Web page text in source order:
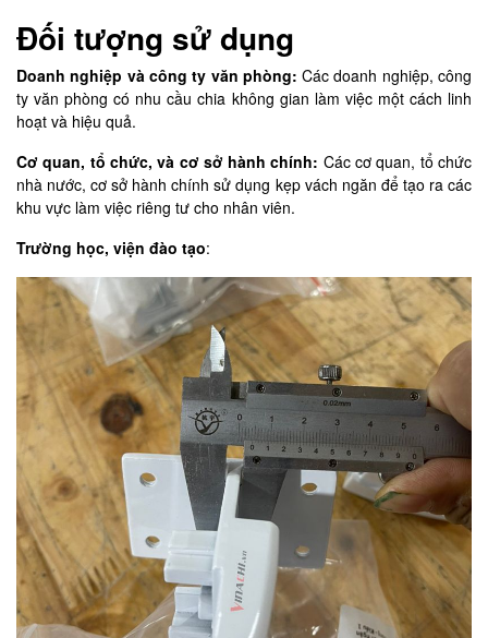
Đối tượng sử dụng
Doanh nghiệp và công ty văn phòng:Các doanh nghiệp, công
ty văn phòng có nhu cầu chia không gian làm việc một cách linh
hoạt và hiệu quả.
Cơ quan, tổ chức, và cơ sở hành chính: Các cơ quan, tổ chức
nhà nước, cơ sở hành chính sử dụng kẹp vách ngăn để tạo ra các
khu vực làm việc riêng tư cho nhân viên.
Trường học, viện đào tạo: